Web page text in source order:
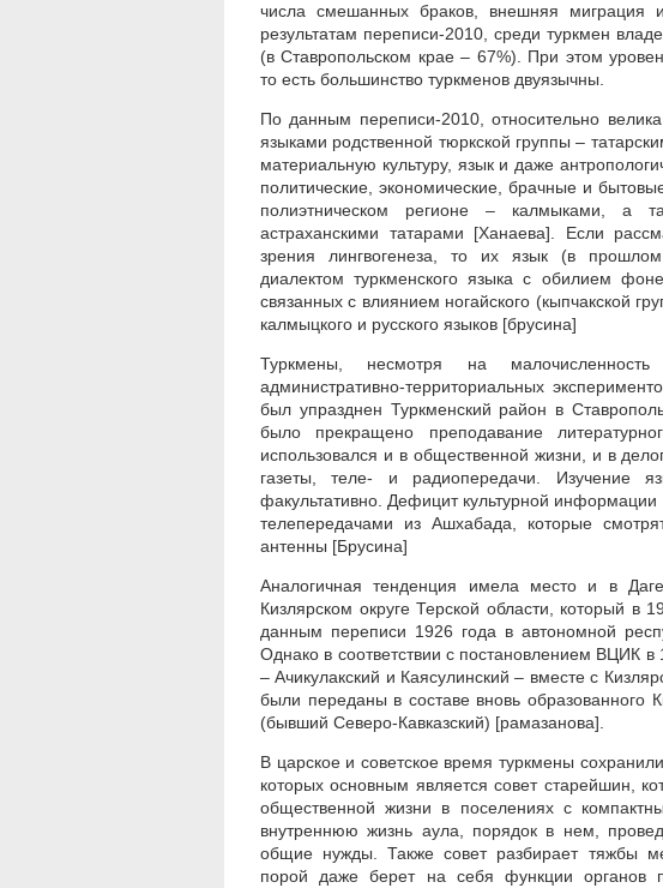
числа смешанных браков, внешняя миграция
результатам переписи-2010, среди туркмен
(в Ставропольском крае – 67%). При этом
то есть большинство туркменов двуязычны.
По данным переписи-2010, относительно
языками родственной тюркской группы –
материальную культуру, язык и даже
политические, экономические, брачные и
полиэтническом регионе – калмыками, а
астраханскими татарами [Ханаева]. Если
зрения лингвогенеза, то их язык (в
диалектом туркменского языка с обилием
связанных с влиянием ногайского (кыпчакской
калмыцкого и русского языков [брусина]
Туркмены, несмотря на
административно-территориальных
был упразднен Туркменский район в
было прекращено преподавание
использовался и в общественной жизни, и в
газеты, теле- и радиопередачи. Изучение
факультативно. Дефицит культурной информации
телепередачами из Ашхабада, которые
антенны [Брусина]
Аналогичная тенденция имела место и в
Кизлярском округе Терской области, который в
данным переписи 1926 года в автономной
Однако в соответствии с постановлением ВЦИК
– Ачикулакский и Каясулинский – вместе с
были переданы в составе вновь образованного
(бывший Северо-Кавказский) [рамазанова].
В царское и советское время туркмены
которых основным является совет старейшин,
общественной жизни в поселениях с
внутреннюю жизнь аула, порядок в нем,
общие нужды. Также совет разбирает тяжбы
порой даже берет на себя функции органов